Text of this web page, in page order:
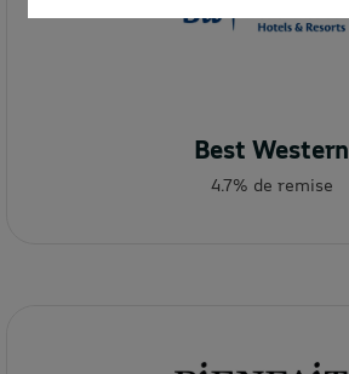
Best Western
4.7% de remise